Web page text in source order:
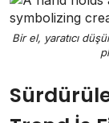
Bir el, yaratıcı